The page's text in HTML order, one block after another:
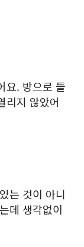
요. 방으로 들
리지 않았어
는 것이 아니
데 생각없이